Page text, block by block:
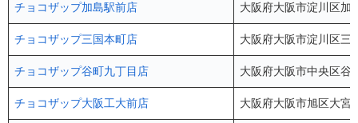
チョコザップ加島駅前店 大阪府大阪市淀川区
チョコザップ三国本町店 大阪府大阪市淀川区
チョコザップ谷町九丁目店 大阪府大阪市中央区
チョコザップ大阪工大前店 大阪府大阪市旭区大